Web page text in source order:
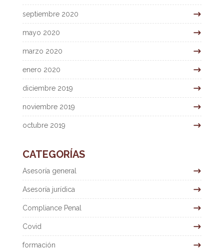
septiembre 2020
mayo 2020
marzo 2020
enero 2020
diciembre 2019
noviembre 2019
octubre 2019
CATEGORÍAS
Asesoría general
Asesoría jurídica
Compliance Penal
Covid
formación